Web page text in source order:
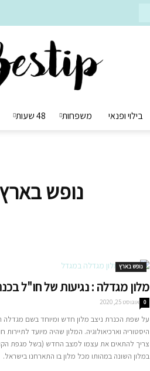
בילוי ופנאי משפחות 48 שעות
נופש בארץ
נופש בארץ
מלון מגדלה : נגיעות של חו"ל
אוגוסט 25, 2020 0
על שפת הכנרת ניצב מלון חדש ומיוחד בשם מגדלה
היסטוריה וארכיאולוגיה. המלון שהיה מיועד לתיירות
צריך להתאים את עצמו למצב החדש (בשל מגפת
במלון השונה במהותו מכל מלון בו התארחנו בישראל.